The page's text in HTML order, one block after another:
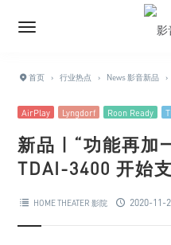
首页 › 行业热点 › News 影音新品 ›
AirPlay Lyngdorf Roon Ready
新品 | “功能再加
TDAI-3400 开始
HOME THEATER 影院 2020-11-